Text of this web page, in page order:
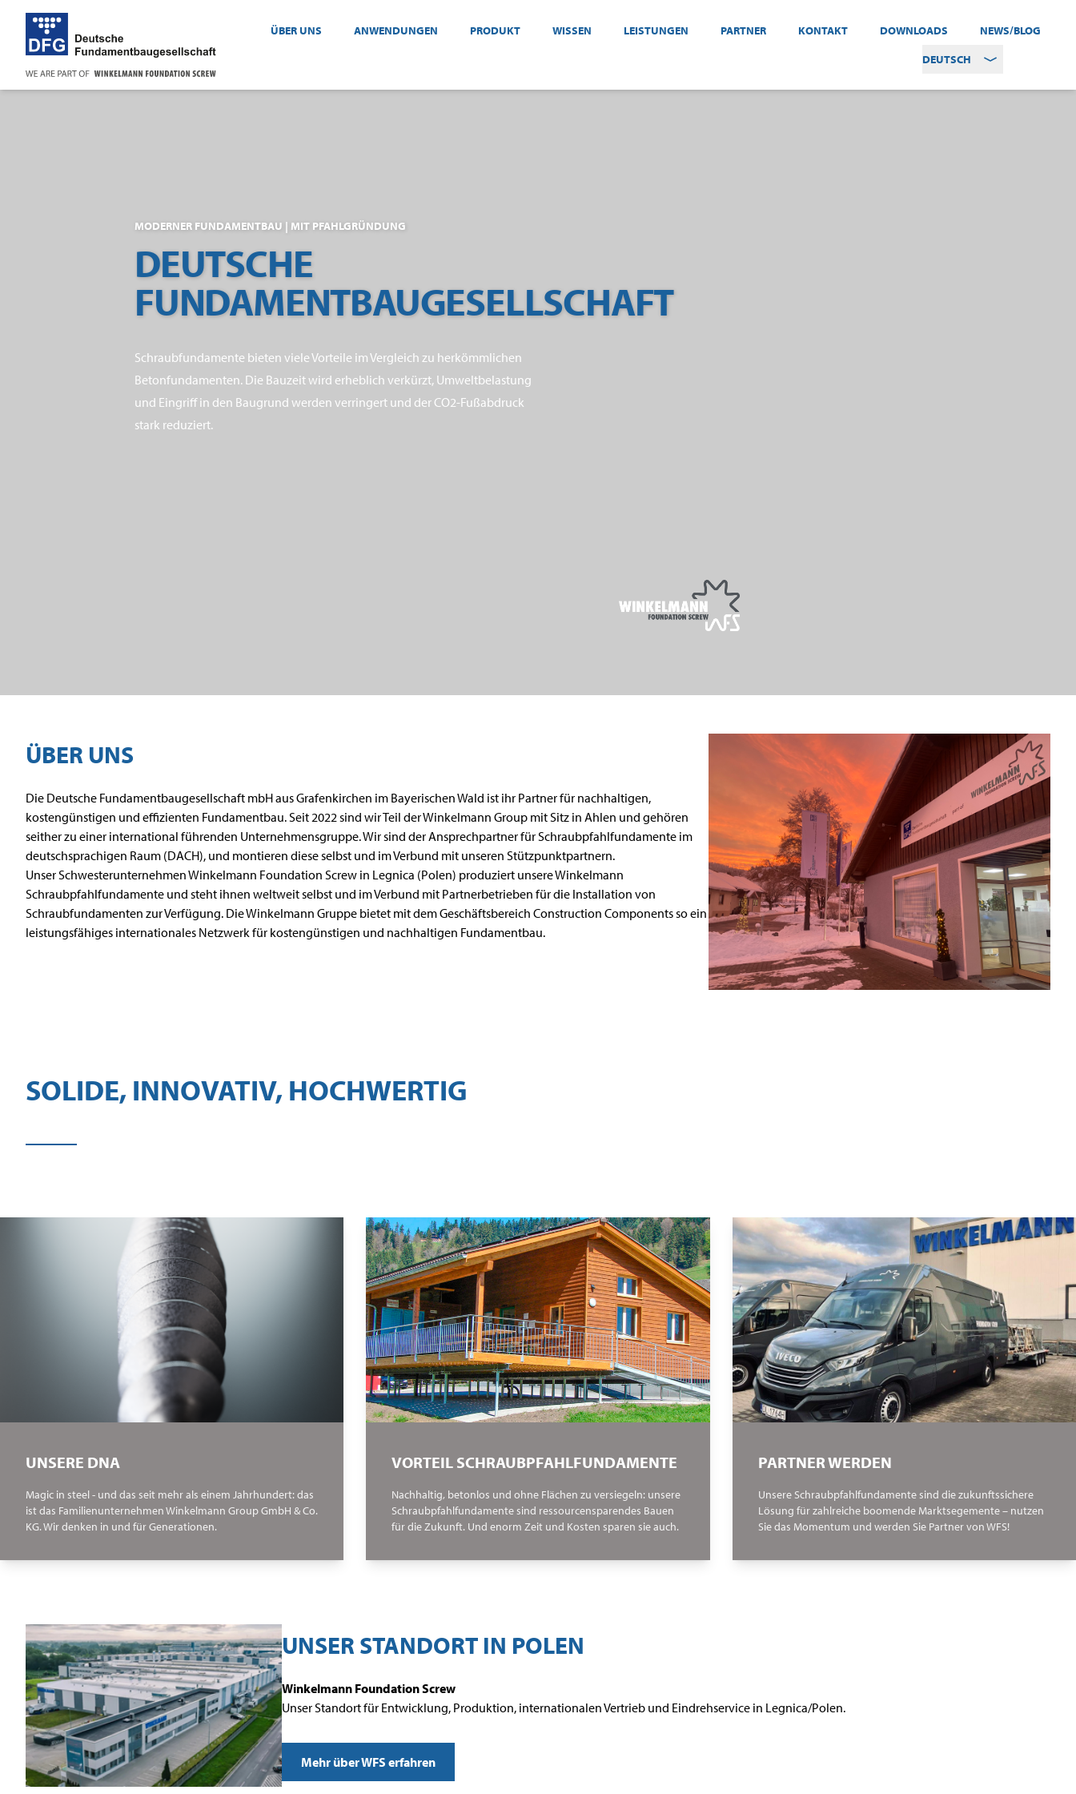
ÜBER UNS ANWENDUNGEN PRODUKT WISSEN LEISTUNGEN PARTNER KONTAKT DOWNLOADS
NEWS/BLOG
DEUTSCH
MODERNER FUNDAMENTBAU | MIT PFAHLGRÜNDUNG
DEUTSCHE
FUNDAMENTBAUGESELLSCHAFT
Schraubfundamente bieten viele Vorteile im Vergleich zu herkömmlichen
Betonfundamenten. Die Bauzeit wird erheblich verkürzt, Umweltbelastung
und Eingriff in den Baugrund werden verringert und der CO2-Fußabdruck
stark reduziert.
ÜBER UNS
Die Deutsche Fundamentbaugesellschaft mbH aus Grafenkirchen im Bayerischen Wald ist ihr Partner für nachhaltigen,
kostengünstigen und effizienten Fundamentbau. Seit 2022 sind wir Teil derWinkelmann Group mit Sitz in Ahlen und gehören
seither zu einer international führenden Unternehmensgruppe. Wir sind der Ansprechpartner für Schraubpfahlfundamente im
deutschsprachigen Raum (DACH), und montieren diese selbst und im Verbund mit unseren Stützpunktpartnern.
Unser SchwesterunternehmenWinkelmann Foundation Screw in Legnica (Polen) produziert unsere Winkelmann
Schraubpfahlfundamente und steht ihnen weltweit selbst und im Verbund mit Partnerbetrieben für die Installation von
Schraubfundamenten zur Verfügung. Die Winkelmann Gruppe bietet mit dem Geschäftsbereich Construction Components so ein
leistungsfähiges internationales Netzwerk für kostengünstigen und nachhaltigen Fundamentbau.
SOLIDE, INNOVATIV, HOCHWERTIG
UNSERE DNA
Magic in steel - und das seit mehr als einem Jahrhundert: das
ist das Familienunternehmen Winkelmann Group GmbH & Co.
KG. Wir denken in und für Generationen.
VORTEIL SCHRAUBPFAHLFUNDAMENTE
Nachhaltig, betonlos und ohne Flächen zu versiegeln: unsere
Schraubpfahlfundamente sind ressourcensparendes Bauen
für die Zukunft. Und enorm Zeit und Kosten sparen sie auch.
PARTNER WERDEN
Unsere Schraubpfahlfundamente sind die zukunftssichere
Lösung für zahlreiche boomende Marktsegemente – nutzen
Sie das Momentum und werden Sie Partner von WFS!
UNSER STANDORT IN POLEN
Winkelmann Foundation Screw
Unser Standort für Entwicklung, Produktion, internationalen Vertrieb und Eindrehservice in Legnica/Polen.
Mehr über WFS erfahren